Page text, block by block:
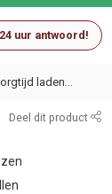
uur antwoord!
Deel dit product